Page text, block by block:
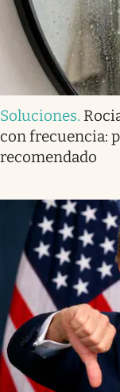
Soluciones.
con frecuencia:
recomendado